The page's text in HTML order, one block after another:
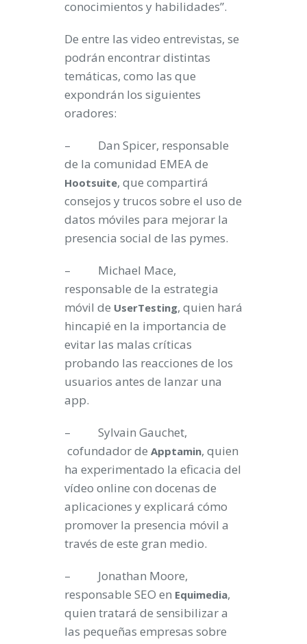
conocimientos y habilidades”.
De entre las video entrevistas, se
podrán encontrar distintas
temáticas, como las que
expondrán los siguientes
oradores:
– Dan Spicer, responsable
de la comunidad EMEA de
Hootsuite, que compartirá
consejos y trucos sobre el uso de
datos móviles para mejorar la
presencia social de las pymes.
– Michael Mace,
responsable de la estrategia
móvil de UserTesting, quien hará
hincapié en la importancia de
evitar las malas críticas
probando las reacciones de los
usuarios antes de lanzar una
app.
– Sylvain Gauchet,
cofundador de Apptamin, quien
ha experimentado la eficacia del
vídeo online con docenas de
aplicaciones y explicará cómo
promover la presencia móvil a
través de este gran medio.
– Jonathan Moore,
responsable SEO en Equimedia,
quien tratará de sensibilizar a
las pequeñas empresas sobre